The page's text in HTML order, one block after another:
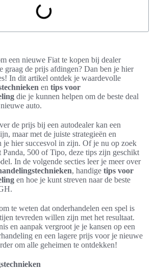
een nieuwe Fiat te kopen bij dealer
de prijs afdingen? Dan ben je hier
In dit artikel ontdek je waardevolle
en tips voor
die je kunnen helpen om de beste deal
auto.
de prijs bij een autodealer kan een
maar met de juiste strategieën en
je hier succesvol in zijn. Of je nu op zoek
Panda, 500 of Tipo, deze tips zijn geschikt
In de volgende secties leer je meer over
, handige tips voor
en hoe je kunt streven naar de beste
te weten dat onderhandelen een spel is
tevreden willen zijn met het resultaat.
en aanpak vergroot je je kansen op een
en een lagere prijs voor je nieuwe
om alle geheimen te ontdekken!